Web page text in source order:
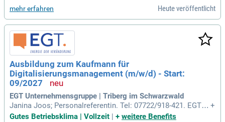
mehr erfahren Heute veröffentlicht
Ausbildung zum Kaufmann für
Digitalisierungsmanagement (m/w/d) - Start:
09/2027
EGT Unternehmensgruppe | Triberg im Schwarzwald
Janina Joos; Personalreferentin. Tel: 07722/918-421. EGT U
nternehmensgruppe.
+
Gutes Betriebsklima | Vollzeit | + weitere Benefits